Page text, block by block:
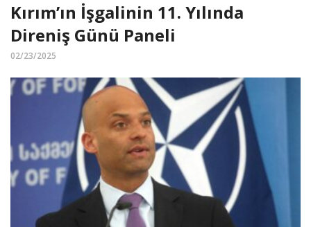
Kırım’ın İşgalinin 11. Yılında
Direniş Günü Paneli
02/23/2025